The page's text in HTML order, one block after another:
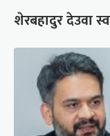
शेरबहादुर देउवा